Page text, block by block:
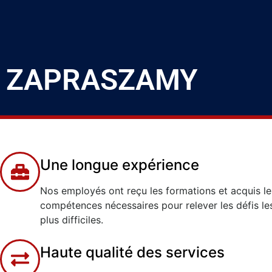
ZAPRASZAMY
Une longue expérience
Nos employés ont reçu les formations et acquis
compétences nécessaires pour relever les défis
plus difficiles.
Haute qualité des services